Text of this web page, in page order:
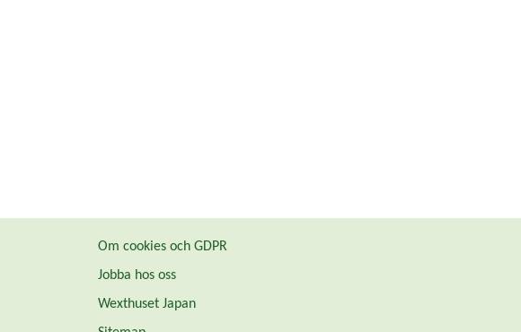
Om cookies och GDPR
Jobba hos oss
Wexthuset Japan